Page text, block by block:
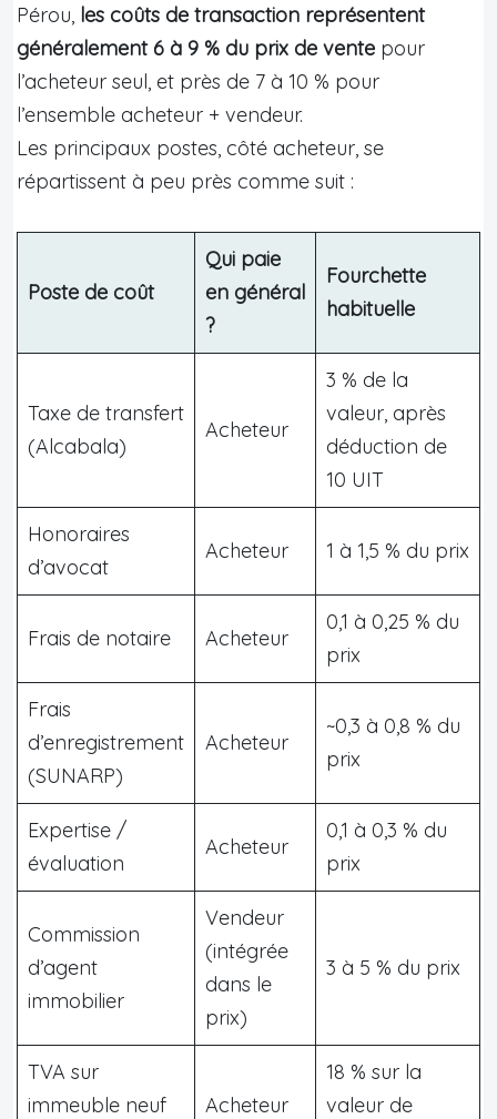
Pérou, les coûts de transaction représentent
généralement 6 à 9 % du prix de vente pour
l’acheteur seul, et près de 7 à 10 % pour
l’ensemble acheteur + vendeur.
Les principaux postes, côté acheteur, se
répartissent à peu près comme suit :
Poste de coût
Qui paie
en général
?
Fourchette
habituelle
Taxe de transfert
(Alcabala)
Acheteur
3 % de la
valeur, après
déduction de
10 UIT
Honoraires
d’avocat
Acheteur 1 à 1,5 % du prix
Frais de notaire Acheteur
0,1 à 0,25 % du
prix
Frais
d’enregistrement
(SUNARP)
Acheteur
~0,3 à 0,8 % du
prix
Expertise /
évaluation
Acheteur
0,1 à 0,3 % du
prix
Commission
d’agent
immobilier
Vendeur
(intégrée
dans le
prix)
3 à 5 % du prix
TVA sur
immeuble neuf
Acheteur
18 % sur la
valeur de